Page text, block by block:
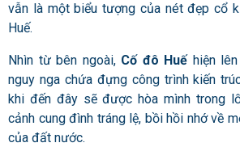
vẫn là một biểu tượng của nét đẹp cổ
Huế.
Nhìn từ bên ngoài, Cố đô Huế hiện
nguy nga chứa đựng công trình kiến
khi đến đây sẽ được hòa mình trong
cảnh cung đình tráng lệ, bồi hồi nhớ về
của đất nước.